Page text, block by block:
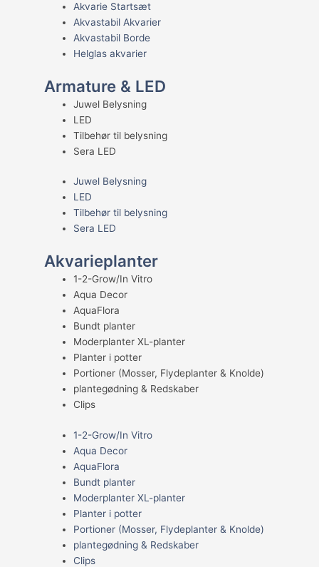
Akvarie Startsæt
Akvastabil Akvarier
Akvastabil Borde
Helglas akvarier
Armature & LED
Juwel Belysning
LED
Tilbehør til belysning
Sera LED
Juwel Belysning
LED
Tilbehør til belysning
Sera LED
Akvarieplanter
1-2-Grow/In Vitro
Aqua Decor
AquaFlora
Bundt planter
Moderplanter XL-planter
Planter i potter
Portioner (Mosser, Flydeplanter & Knolde)
plantegødning & Redskaber
Clips
1-2-Grow/In Vitro
Aqua Decor
AquaFlora
Bundt planter
Moderplanter XL-planter
Planter i potter
Portioner (Mosser, Flydeplanter & Knolde)
plantegødning & Redskaber
Clips